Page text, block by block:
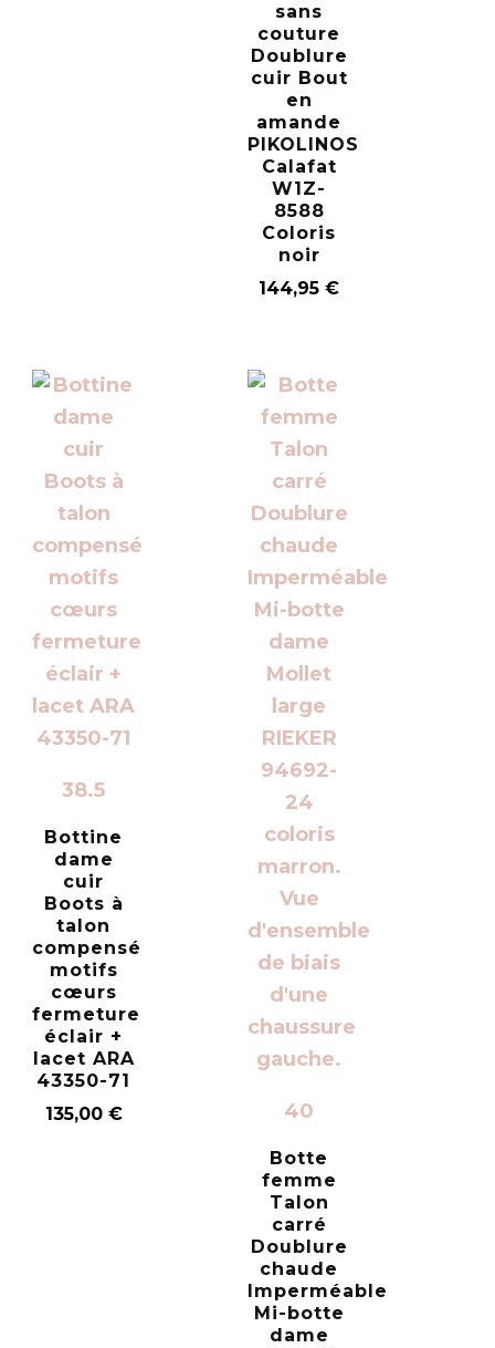
sans
couture
Doublure
cuir Bout
en
amande
PIKOLINOS
Calafat
W1Z-
8588
Coloris
noir
144,95€
38.5
Bottine
dame
cuir
Boots à
talon
compensé
motifs
cœurs
fermeture
éclair +
lacet ARA
43350-71
135,00 € 40
Botte
femme
Talon
carré
Doublure
chaude
Imperméable
Mi-botte
dame